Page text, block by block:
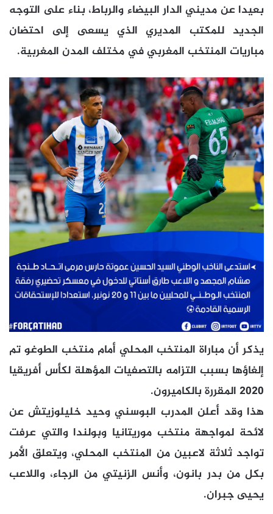
بعيدا عن مديني الدار البيضاء والرباط، بناء على التوجه
الجديد للمكتب المديري الذي يسعى إلى احتضان
مباريات المنتخب المغربي في مختلف المدن المغربية.
يذكر أن مباراة المنتخب المحلي أمام منتخب الطوغو تم
إلغاؤها بسبب التزامه بالتصفيات المؤهلة لكأس أفريقيا
2020 المقررة بالكاميرون.
هذا وقد أعلن المدرب البوسني وحيد خليلوزيتش عن
لائحة لمواجهة منتخب موريتانيا وبولندا والتي عرفت
تواجد ثلاثة لاعبين من المنتخب المحلي، ويتعلق الأمر
بكل من بدر بانون، وأنس الزنيتي من الرجاء، واللاعب
يحيى جبران.